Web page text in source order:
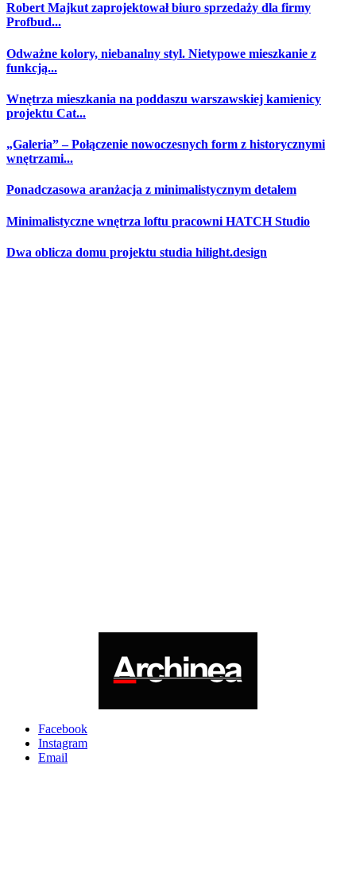
Robert Majkut zaprojektował biuro sprzedaży dla firmy
Profbud...
Odważne kolory, niebanalny styl. Nietypowe mieszkanie z
funkcją...
Wnętrza mieszkania na poddaszu warszawskiej kamienicy
projektu Cat...
„Galeria” – Połączenie nowoczesnych form z historycznymi
wnętrzami...
Ponadczasowa aranżacja z minimalistycznym detalem
Minimalistyczne wnętrza loftu pracowni HATCH Studio
Dwa oblicza domu projektu studia hilight.design
Facebook
Instagram
Email